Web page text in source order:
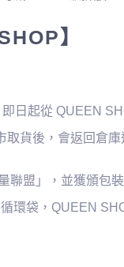
】
日起從 QUEEN
貨後，會返回倉
盟」，並獲頒包
環袋，QUEEN